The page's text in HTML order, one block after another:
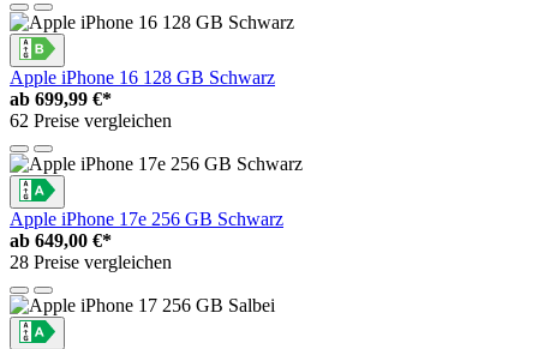
Apple iPhone 16 128 GB Schwarz
ab 699,99 €*
62 Preise vergleichen
Apple iPhone 17e 256 GB Schwarz
ab 649,00 €*
28 Preise vergleichen